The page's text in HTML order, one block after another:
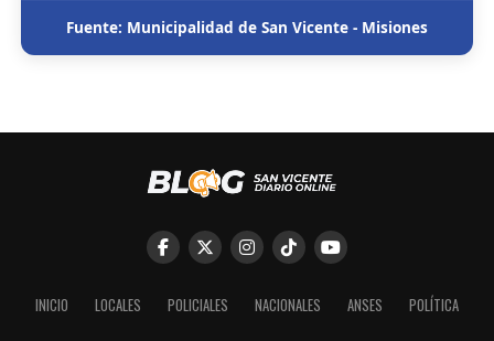
Fuente: Municipalidad de San Vicente - Misiones
INICIO LOCALES POLICIALES NACIONALES ANSES POLÍTICA